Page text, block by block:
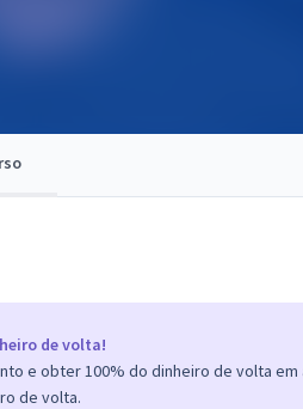
de volta!
e obter 100% do dinheiro de volta em
de volta.